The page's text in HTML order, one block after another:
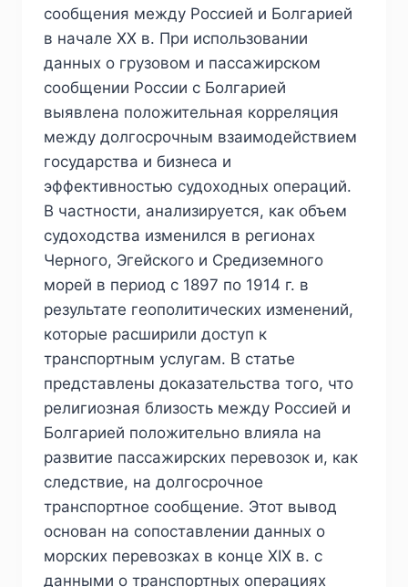
сообщения между Россией и Болгарией
в начале ХХ в. При использовании
данных о грузовом и пассажирском
сообщении России с Болгарией
выявлена положительная корреляция
между долгосрочным взаимодействием
государства и бизнеса и
эффективностью судоходных операций.
В частности, анализируется, как объем
судоходства изменился в регионах
Черного, Эгейского и Средиземного
морей в период с 1897 по 1914 г. в
результате геополитических изменений,
которые расширили доступ к
транспортным услугам. В статье
представлены доказательства того, что
религиозная близость между Россией и
Болгарией положительно влияла на
развитие пассажирских перевозок и, как
следствие, на долгосрочное
транспортное сообщение. Этот вывод
основан на сопоставлении данных о
морских перевозках в конце XIX в. с
данными о транспортных операциях